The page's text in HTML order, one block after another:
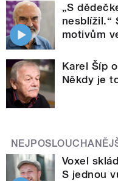
„S
nesblížil.“
motivům
Karel Šíp
Někdy je
Voxel
S jednou